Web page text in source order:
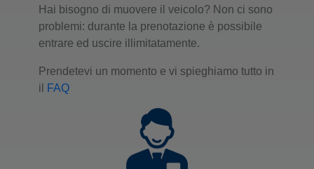
Hai bisogno di muovere il veicolo? Non ci sono
problemi: durante la prenotazione è possibile
entrare ed uscire illimitatamente.
Prendetevi un momento e vi spieghiamo tutto in
il
FAQ